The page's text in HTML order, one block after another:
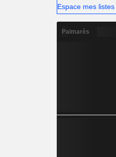
Espace mes listes
Palmarès